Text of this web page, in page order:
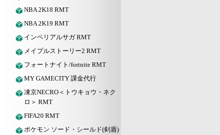
NBA 2K18 RMT
NBA 2K19 RMT
インペリアルサガ RMT
メイプルストーリー2 RMT
フォートナイト/fortnite RMT
MY GAMECITY 課金代行
凍京NECRO＜トウキョウ・ネク
ロ＞ RMT
FIFA20 RMT
ポケモン ソード・シールド(剣盾)